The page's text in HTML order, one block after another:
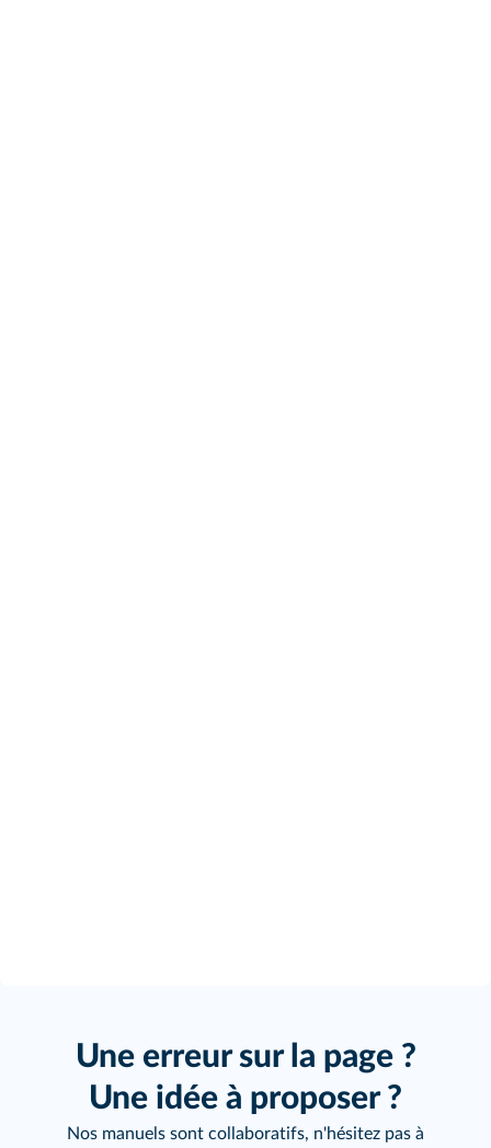
Une erreur sur la page ?
Une idée à proposer ?
Nos manuels sont collaboratifs, n'hésitez pas à